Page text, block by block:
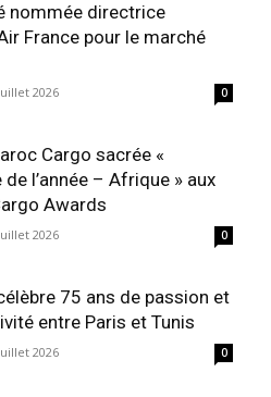
nommée directrice
France pour le marché
2026 0
Cargo sacrée «
l’année – Afrique » aux
Awards
2026 0
75 ans de passion et
entre Paris et Tunis
2026 0